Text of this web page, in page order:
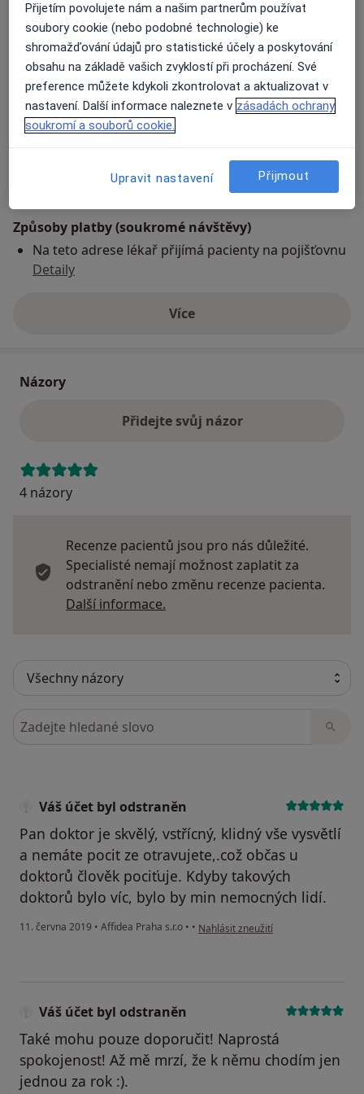
Fakultní nemocnice v Motole
Praha
Přiblížit mapuse otevře v nové záložce
Na této adrese online kalendář není aktivní
Co mám v takové situaci udělat?
Způsoby platby (soukromé návštěvy)
Na teto adrese lékař přijímá pacienty na pojišťovnu
Detaily
Víceo adrese
Názory
Přidejte svůj názor
4 názory
Recenze pacientů jsou pro nás důležité.
Specialisté nemají možnost zaplatit za
odstranění nebo změnu recenze pacienta.
Další informace.
Hledejte v názorech
Váš účet byl odstraněn
Pan doktor je skvělý, vstřícný, klidný vše vysvětlí
a nemáte pocit ze otravujete,.což občas u
doktorů člověk pociťuje. Kdyby takových
doktorů bylo víc, bylo by min nemocných lidí.
11. června 2019 • Affidea Praha s.r.o • • podle názoru uživatele Váš účet byl
Nahlásit zneužití
Váš účet byl odstraněn
Také mohu pouze doporučit! Naprostá
spokojenost! Až mě mrzí, že k němu chodím jen
jednou za rok :).
Přijetím povolujete nám a našim partnerům používat
soubory cookie (nebo podobné technologie) ke
shromažďování údajů pro statistické účely a poskytování
obsahu na základě vašich zvyklostí při procházení. Své
preference můžete kdykoli zkontrolovat a aktualizovat v
nastavení. Další informace naleznete v zásadách ochrany
soukromí a souborů cookie.
Upravit nastavení Přijmout